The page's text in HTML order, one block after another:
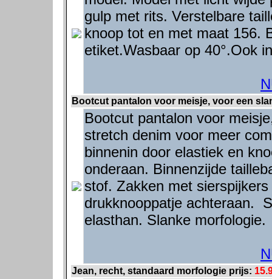
gulp met rits. Verstelbare
knoop tot en met maat 156.
etiket.Wasbaar op 40°.Ook
Bootcut pantalon voor meisje, voor een
Bootcut pantalon voor
stretch denim voor meer
binnenin door elastiek en
onderaan. Binnenzijde
stof. Zakken met
drukknooppatje achteraan.
elasthan. Slanke morfologie.
Jean, recht, standaard morfologie prijs: